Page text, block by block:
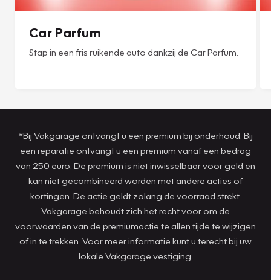
Car Parfum
Stap in een fris ruikende auto dankzij de Car Parfum.
*Bij Vakgarage ontvangt u een premium bij onderhoud. Bij
een reparatie ontvangt u een premium vanaf een bedrag
van 250 euro. De premium is niet inwisselbaar voor geld en
kan niet gecombineerd worden met andere acties of
kortingen. De actie geldt zolang de voorraad strekt.
Vakgarage behoudt zich het recht voor om de
voorwaarden van de premiumactie te allen tijde te wijzigen
of in te trekken. Voor meer informatie kunt u terecht bij uw
lokale Vakgarage vestiging.